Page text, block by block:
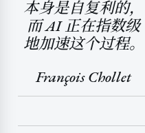
本身是自复利的，
而 AI 正在指数级
地加速这个过程。
François Chollet